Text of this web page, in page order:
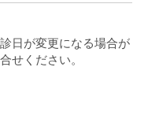
日が変更になる場合が
せください。